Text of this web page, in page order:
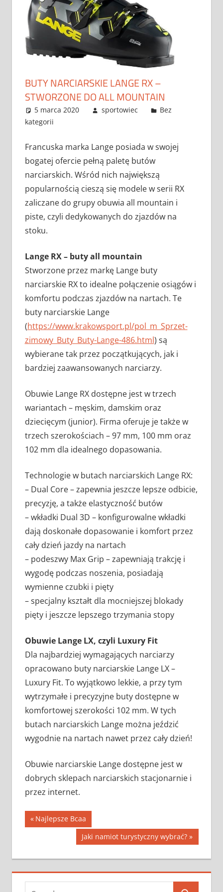
BUTY NARCIARSKIE LANGE RX –
STWORZONE DO ALL MOUNTAIN
5 marca 2020 sportowiec
Bez
kategorii
Francuska marka Lange posiada w swojej
bogatej ofercie pełną paletę butów
narciarskich. Wśród nich największą
popularnością cieszą się modele w serii RX
zaliczane do grupy obuwia all mountain i
piste, czyli dedykowanych do zjazdów na
stoku.
Lange RX – buty all mountain
Stworzone przez markę Lange buty
narciarskie RX to idealne połączenie osiągów i
komfortu podczas zjazdów na nartach. Te
buty narciarskie Lange
(https://www.krakowsport.pl/pol_m_Sprzet-
zimowy_Buty_Buty-Lange-486.html) są
wybierane tak przez początkujących, jak i
bardziej zaawansowanych narciarzy.
Obuwie Lange RX dostępne jest w trzech
wariantach – męskim, damskim oraz
dziecięcym (junior). Firma oferuje je także w
trzech szerokościach – 97 mm, 100 mm oraz
102 mm dla idealnego dopasowania.
Technologie w butach narciarskich Lange RX:
– Dual Core – zapewnia jeszcze lepsze odbicie,
precyzję, a także elastyczność butów
– wkładki Dual 3D – konfigurowalne wkładki
dają doskonałe dopasowanie i komfort przez
cały dzień jazdy na nartach
– podeszwy Max Grip – zapewniają trakcję i
wygodę podczas noszenia, posiadają
wymienne czubki i pięty
– specjalny kształt dla mocniejszej blokady
pięty i jeszcze lepszego trzymania stopy
Obuwie Lange LX, czyli Luxury Fit
Dla najbardziej wymagających narciarzy
opracowano buty narciarskie Lange LX –
Luxury Fit. To wyjątkowo lekkie, a przy tym
wytrzymałe i precyzyjne buty dostępne w
komfortowej szerokości 102 mm. W tych
butach narciarskich Lange można jeździć
wygodnie na nartach nawet przez cały dzień!
Obuwie narciarskie Lange dostępne jest w
dobrych sklepach narciarskich stacjonarnie i
przez internet.
Nawigacja
Previous
Post:
Najlepsze Bcaa
Next
Post:
Jaki namiot turystyczny wybrać?
Search